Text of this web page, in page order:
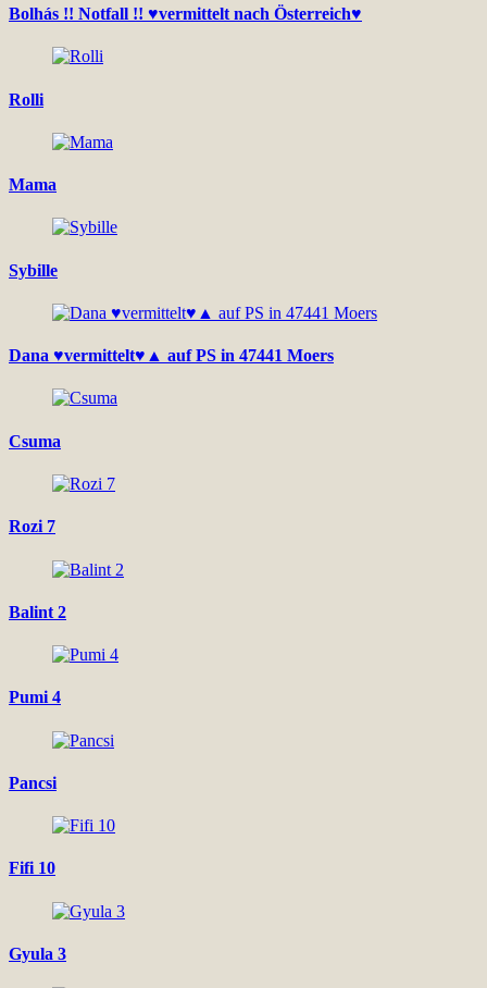
Bolhás !! Notfall !! ♥vermittelt nach Österreich♥
Rolli
Mama
Sybille
Dana ♥vermittelt♥▲ auf PS in 47441 Moers
Csuma
Rozi 7
Balint 2
Pumi 4
Pancsi
Fifi 10
Gyula 3